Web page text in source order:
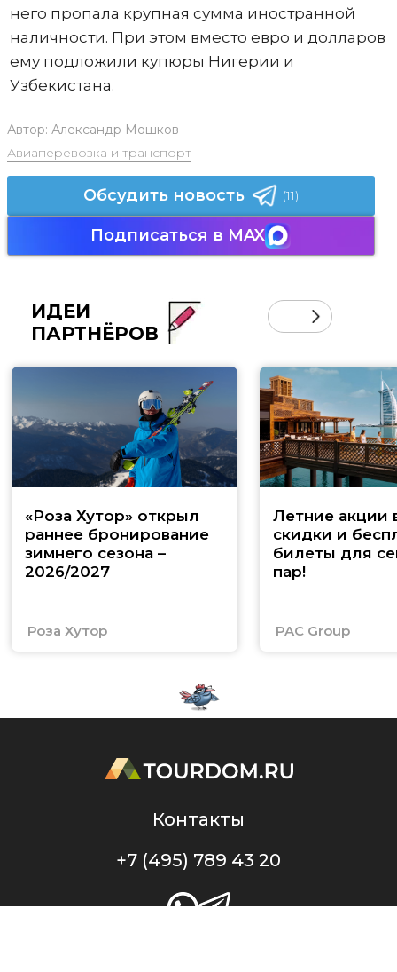
него пропала крупная сумма иностранной
наличности. При этом вместо евро и долларов
ему подложили купюры Нигерии и
Узбекистана.
Автор: Александр Мошков
Авиаперевозка и транспорт
Обсудить новость (11)
Подписаться в MAX
ИДЕИ
ПАРТНЁРОВ
«Роза Хутор» открыл
раннее бронирование
зимнего сезона –
2026/2027
Роза Хутор
Летние акции
скидки и
билеты для
пар!
PAC Group
Контакты
+7 (495) 789 43 20